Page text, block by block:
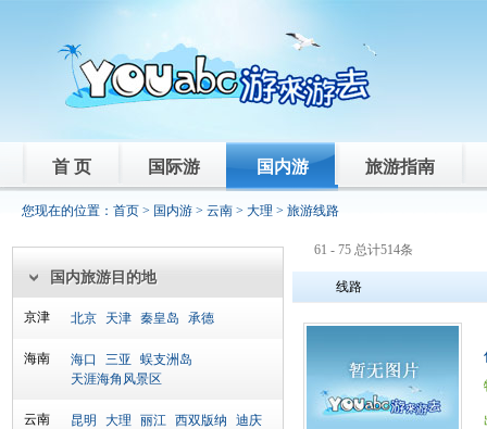
首 页 国际游 国内游 旅游指南
您现在的位置： 首页 > 国内游 > 云南 > 大理 > 旅游线路
国内旅游目的地
京津 北京 天津 秦皇岛 承德
海南 海口 三亚
蜈支洲岛
天涯海角风景区
云南 昆明 大理 丽江 西双版纳 迪庆
61 - 75 总计514条
线路